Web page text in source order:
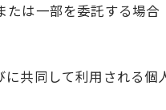
たは一部を委託する場合
共同して利用される